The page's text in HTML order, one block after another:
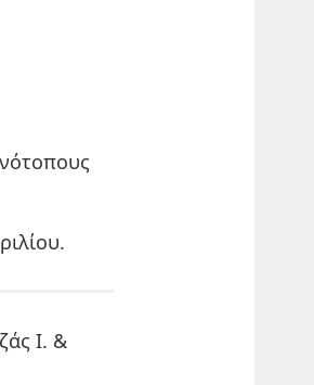
Ι. &